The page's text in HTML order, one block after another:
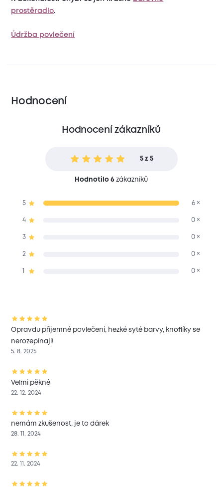
prostěradlo.
Údržba povlečení
Hodnocení
Hodnocení zákazníků
5 z 5
Hodnotilo 6 zákazníků
5 6 ×
4 0 ×
3 0 ×
2 0 ×
0 ×
Opravdu příjemné povlečení, hezké syté barvy, knoflíky se
nerozepínají!
5. 8. 2025
Velmi pěkné
22. 12. 2024
nemám zkušenost, je to dárek
28. 11. 2024
22. 11. 2024